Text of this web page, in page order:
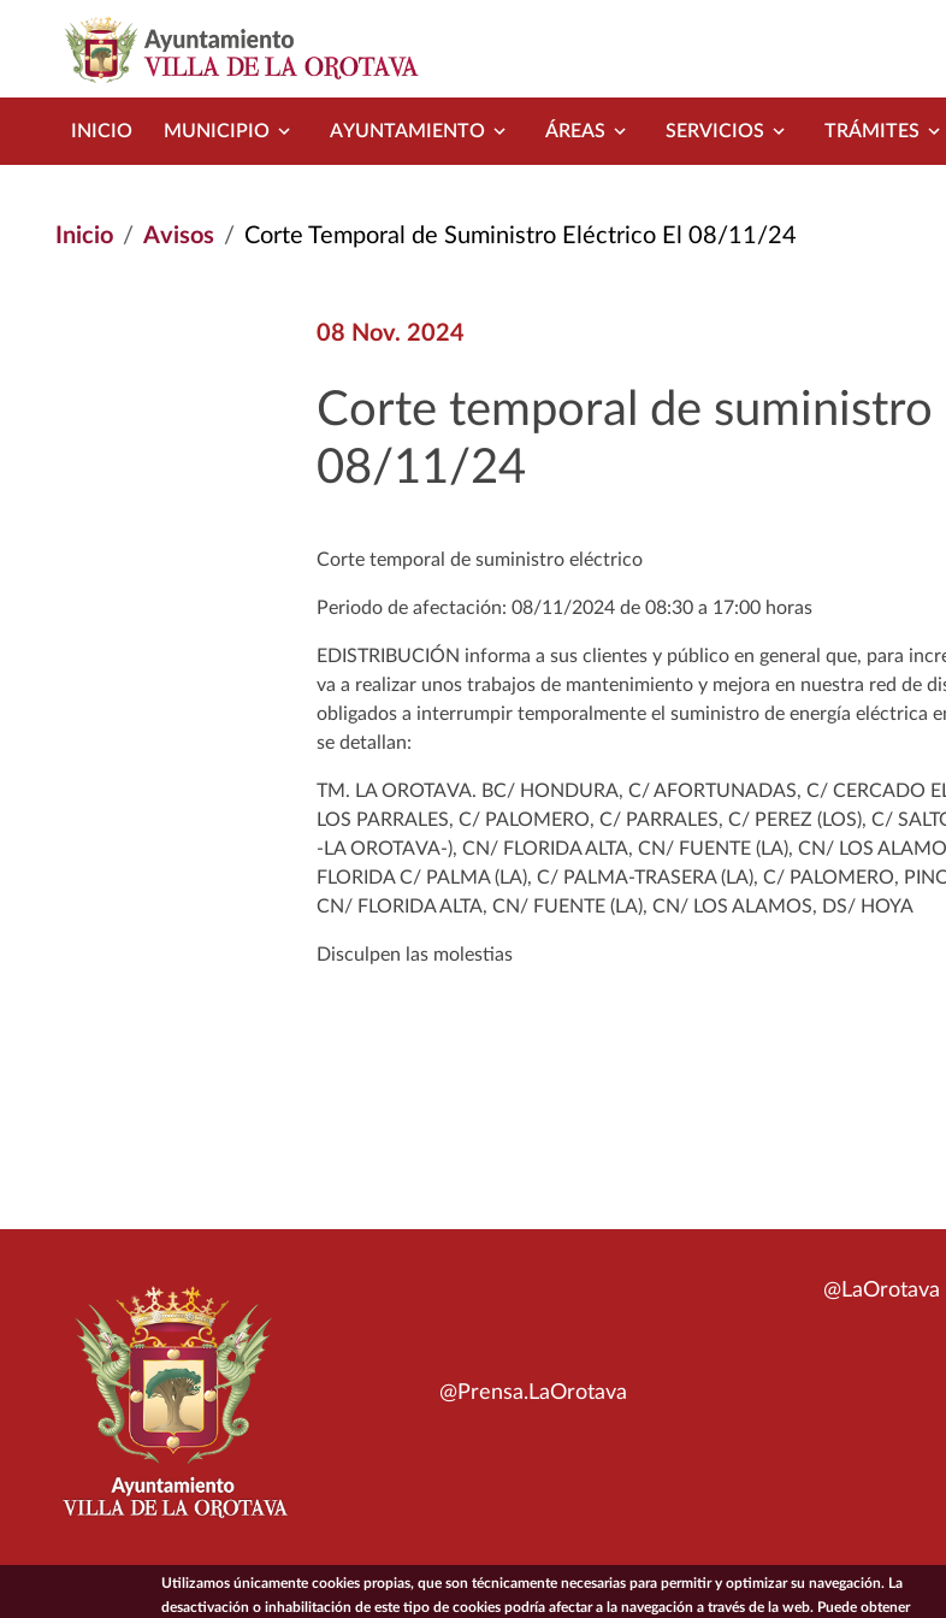
INICIO MUNICIPIO AYUNTAMIENTO ÁREAS SERVICIOS TRÁMITES
Inicio Avisos Corte Temporal de Suministro Eléctrico El 08/11/24
08 Nov. 2024
Corte temporal de suministro
08/11/24
Corte temporal de suministro eléctrico
Periodo de afectación: 08/11/2024 de 08:30 a 17:00 horas
EDISTRIBUCIÓN informa a sus clientes y público en general que, para
va a realizar unos trabajos de mantenimiento y mejora en nuestra red de
obligados a interrumpir temporalmente el suministro de energía eléctrica
se detallan:
TM. LA OROTAVA. BC/ HONDURA, C/ AFORTUNADAS, C/ CERCADO
LOS PARRALES, C/ PALOMERO, C/ PARRALES, C/ PEREZ (LOS), C/
-LA OROTAVA-), CN/ FLORIDA ALTA, CN/ FUENTE (LA), CN/ LOS
FLORIDA C/ PALMA (LA), C/ PALMA-TRASERA (LA), C/ PALOMERO,
CN/ FLORIDA ALTA, CN/ FUENTE (LA), CN/ LOS ALAMOS, DS/ HOYA
Disculpen las molestias
@Prensa.LaOrotava
@LaOrotava
Utilizamos únicamente cookies propias, que son técnicamente necesarias para permitir y optimizar su navegación. La
desactivación o inhabilitación de este tipo de cookies podría afectar a la navegación a través de la web. Puede obtener